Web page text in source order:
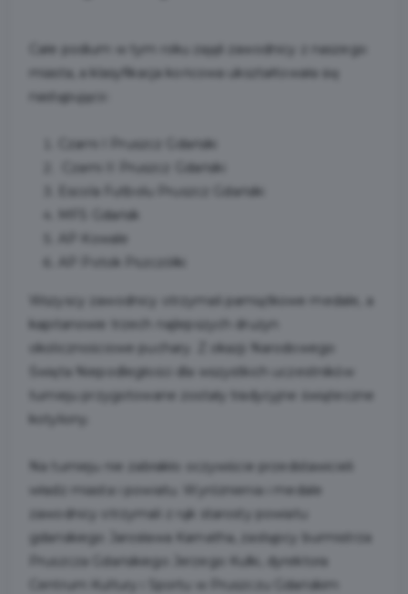
Całe podium w tym roku zajęli zawodnicy z naszego
miasta, a klasyfikacja końcowa ukształtowała się
następująco:
Czarni I Pruszcz Gdański
Czarni II Pruszcz Gdański
Escola Futbolu Pruszcz Gdański
MFS Gdańsk
AP Kowale
AP Potok Pszczółki
Wszyscy zawodnicy otrzymali pamiątkowe medale, a
kapitanowie trzech najlepszych drużyn
okolicznościowe puchary. Z okazji Narodowego
Święta Niepodległości dla wszystkich uczestników
turnieju przygotowane zostały tradycyjne świąteczne
Na turnieju nie zabrakło oczywiście przedstawicieli
władz miasta i powiatu. Wyróżnienia i medale
zawodnicy otrzymali z rąk starosty powiatu
gdańskiego Jarosława Karnatha, zastępcy burmistrza
Pruszcza Gdańskiego Jerzego Kulki, dyrektora
Centrum Kultury i Sportu w Pruszczu Gdańskim